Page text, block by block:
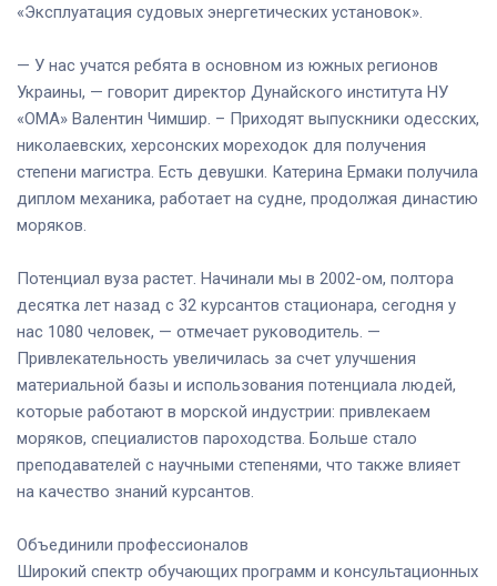
«Эксплуатация судовых энергетических установок».
— У нас учатся ребята в основном из южных регионов
Украины, — говорит директор Дунайского института НУ
«ОМА» Валентин Чимшир. – Приходят выпускники одесских,
николаевских, херсонских мореходок для получения
степени магистра. Есть девушки. Катерина Ермаки получила
диплом механика, работает на судне, продолжая династию
моряков.
Потенциал вуза растет. Начинали мы в 2002-ом, полтора
десятка лет назад с 32 курсантов стационара, сегодня у
нас 1080 человек, — отмечает руководитель. —
Привлекательность увеличилась за счет улучшения
материальной базы и использования потенциала людей,
которые работают в морской индустрии: привлекаем
моряков, специалистов пароходства. Больше стало
преподавателей с научными степенями, что также влияет
на качество знаний курсантов.
Объединили профессионалов
Широкий спектр обучающих программ и консультационных